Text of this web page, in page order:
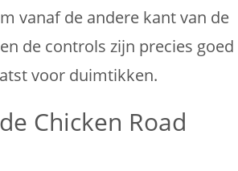
vanaf de andere kant van de
de controls zijn precies goed
voor duimtikken.
Chicken Road